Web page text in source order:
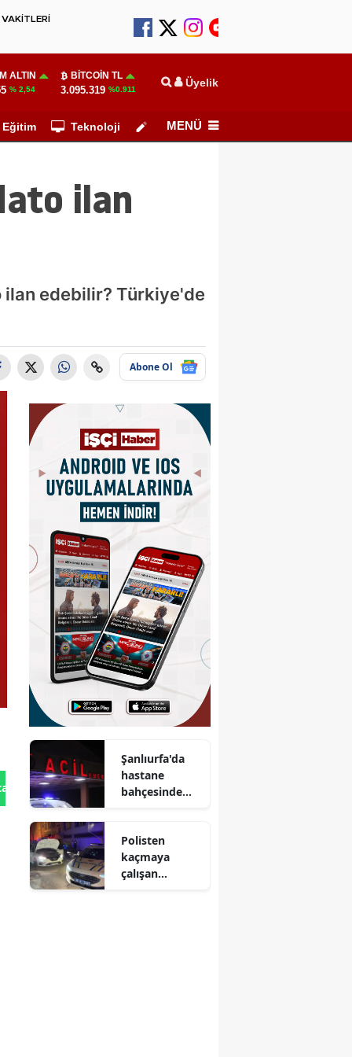
ALTIN
% 2,54
BITCOIN TL
3.095.319 %0.911 Üyelik
Eğitim Teknoloji Köşe Yazarları
MENÜ
ilan
edebilir? Türkiye'de
Abone Ol
Gönder
Şanlıurfa'da
hastane
bahçesinde
Polisten
kaçmaya
çalışan